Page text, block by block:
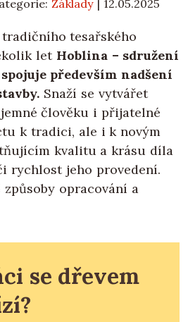
Základy | 12.05.2025
tesařského
let Hoblina – sdružení
především nadšení
Snaží se vytvářet
člověku i přijatelné
k tradici, ale i k novým
kvalitu a krásu díla
rychlost jeho provedení.
opracování a
se dřevem